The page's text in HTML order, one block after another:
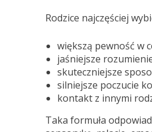
Rodzice najczęściej
większą pewność w
jaśniejsze
skuteczniejsze
silniejsze poczucie
kontakt z innymi
Taka formuła